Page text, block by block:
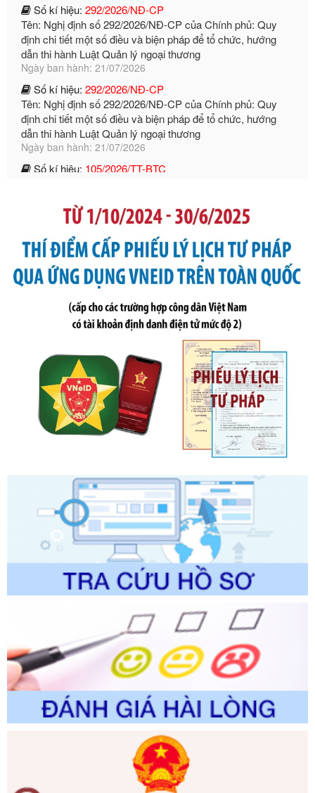
Ngày ban hành: 21/07/2026
Số kí hiệu:292/2026/NĐ-CP
Tên: Nghị định số 292/2026/NĐ-CP của Chính phủ: Quy
định chi tiết một số điều và biện pháp để tổ chức, hướng
Ngày ban hành: 21/07/2026
Số kí hiệu:105/2026/TT-BTC
Tên: Thông tư số 105/2026/TT-BTC của Bộ Tài chính: Bãi
bỏ Thông tư số 87/2019/TT- BТC ngày 19 tháng 12 năm
phạt vi phạm hành chính trong lĩnh vực kho bạc nhà nước
Số kí hiệu:291/2026/NĐ-CP
Tên: Nghị định số 291/2026/NĐ-CP của Chính phủ: Sửa
đổi, bổ sung một số điều của Nghị định số 125/2020/NĐ-СР
ngày 19 tháng 10 năm 2020 của Chính phủ quy định xử
phạt vi phạm hành chính về thuế, hóa đơn được sửa đổi, bổ
sung bởi Nghị định số 102/2021/NĐ-CP
Ngày ban hành: 20/07/2026
Số kí hiệu:2303/QĐ-UBND
Tên: Quyết định công bố Danh mục thủ tục hành chính mới
ban hành, được sửa đổi, bổ sung, bị bãi bỏ và phê duyệt
Quy trình nội bộ, quy trình điện tử giải quyết thủ tục hành
chính trong một số lĩnh vực thuộc phạm vi chức năng quản
lý của Sở Văn hóa, Thể tha
Ngày ban hành: 01/06/2026
Số kí hiệu:2304/QĐ-UBND
Tên: Quyết định công bố Danh mục thủ tục hành chính
được sửa đổi, bổ sung và phê duyệt Quy trình nội bộ, quy
trình điện tử giải quyết thủ tục hành chính trong lĩnh vực Du
lịch thuộc phạm vi chức năng quản lý của Sở Văn hóa, Thể
thao và Du lịch
Ngày ban hành: 01/06/2026
Số kí hiệu:2310/QĐ-UBND
Tên: Về việc công bố Danh mục thủ tục hành chính sửa
đổi, bổ sung và phê duyệt Quy trình nội bộ, quy trình điện tử
trong giải quyết thủtục hành chính lĩnh vực biến đổi khí hậu
thuộc phạm vi giải quyết của Sở Nông nghiệp và Môi
Ngày ban hành: 01/06/2026
Số kí hiệu:2300/QĐ-UBND
Tên: V/v công bố danh mục thủ tục hành chính được sửa
đổi, bổ sung và phê duyệt quy trình nội bộ, quy trình điện tử
giải quyết thủ tục hành chính trong lĩnh vực Luật sư thuộc
phạm vi chức năng quản lý của Sở Tư pháp
Ngày ban hành: 01/06/2026
351/2025/NĐ-CP
Tên: Nghị định số 351/2025/NĐ-CP của Chính phủ: Quy
định chuẩn nghèo đa chiều quốc gia giai đoạn 2026 - 2030